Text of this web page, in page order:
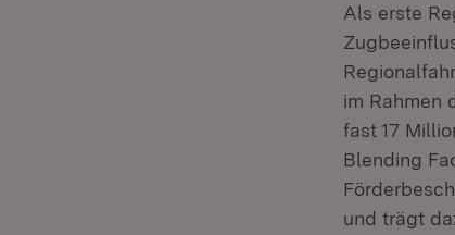
Als erste
im Rahmen
fast 17
Blending
und trägt